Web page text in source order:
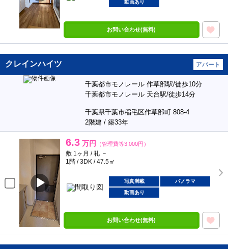
動画あり
お問い合わせ(無料)
クレインハイツ アパート
千葉都市モノレール 作草部駅/徒歩10分
千葉都市モノレール 天台駅/徒歩14分
千葉県千葉市稲毛区作草部町 808-4
2階建 / 築33年
6.3 万円 （管理費等3,000円）
敷 1ヶ月 / 礼 －
1階 / 3DK / 47.5㎡
写真満載
パノラマ
動画あり
お問い合わせ(無料)